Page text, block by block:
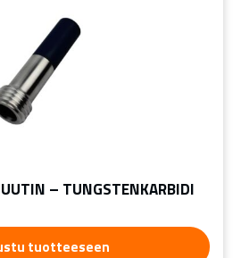
– TUNGSTENKARBIDI
tuotteeseen